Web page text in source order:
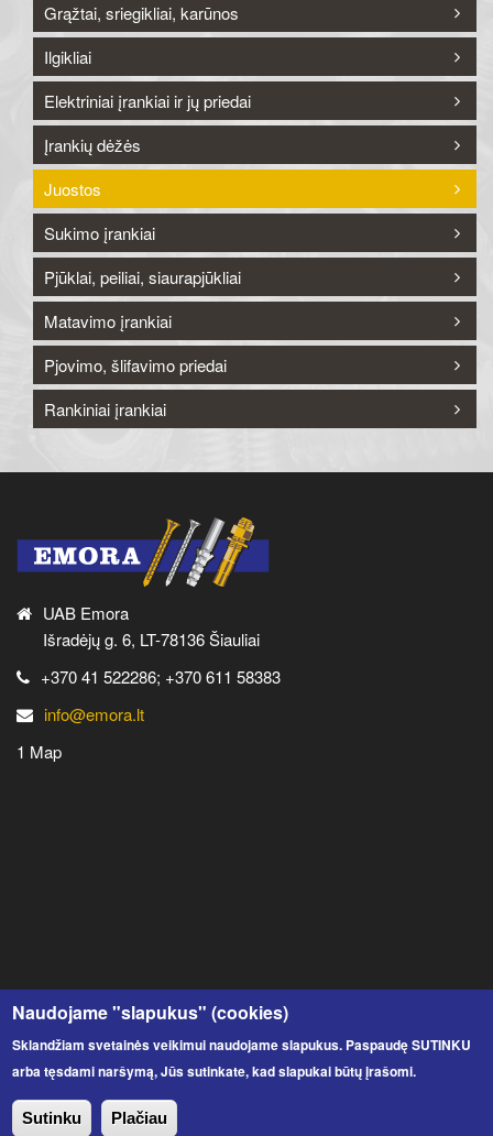
Grąžtai, sriegikliai, karūnos
Ilgikliai
Elektriniai įrankiai ir jų priedai
Įrankių dėžės
Juostos
Sukimo įrankiai
Pjūklai, peiliai, siaurapjūkliai
Matavimo įrankiai
Pjovimo, šlifavimo priedai
Rankiniai įrankiai
UAB Emora
Išradėjų g. 6, LT-78136 Šiauliai
+370 41 522286; +370 611 58383
info@emora.lt
1 Map
UAB Emora© 2020 Visos teisės saugomos.
Naudojame "slapukus" (cookies)
Sklandžiam svetainės veikimui naudojame slapukus. Paspaudę SUTINKU
arba tęsdami naršymą, Jūs sutinkate, kad slapukai būtų įrašomi.
Sutinku Plačiau